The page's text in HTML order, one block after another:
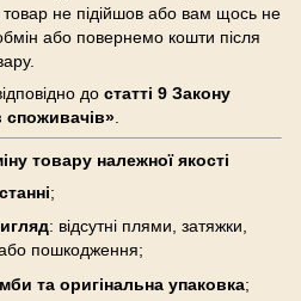
не підійшов або вам щось не
або повернемо кошти після
до статті 9 Закону
споживачів»
товару належної якості
;
: відсутні плями, затяжки,
пошкодження;
та оригінальна упаковка;